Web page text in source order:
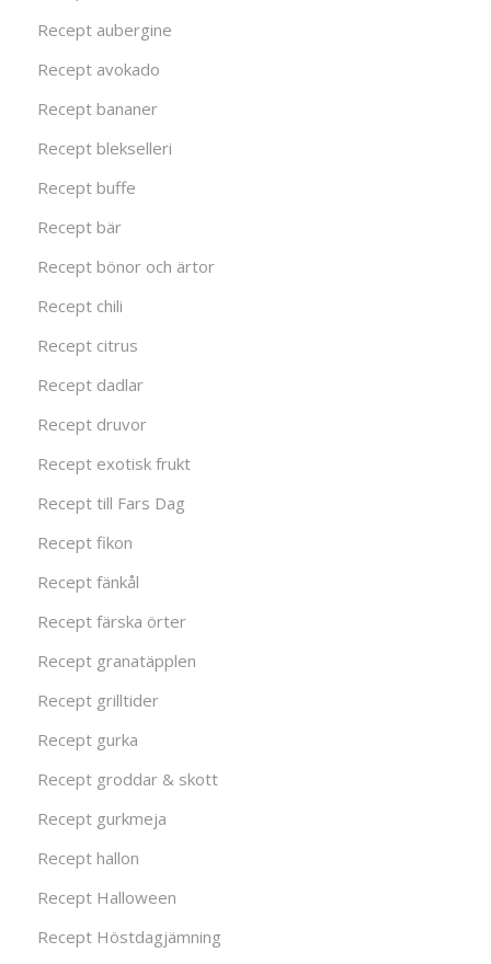
Recept aubergine
Recept avokado
Recept bananer
Recept blekselleri
Recept buffe
Recept bär
Recept bönor och ärtor
Recept chili
Recept citrus
Recept dadlar
Recept druvor
Recept exotisk frukt
Recept till Fars Dag
Recept fikon
Recept fänkål
Recept färska örter
Recept granatäpplen
Recept grilltider
Recept gurka
Recept groddar & skott
Recept gurkmeja
Recept hallon
Recept Halloween
Recept Höstdagjämning